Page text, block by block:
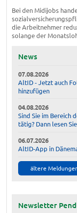
Bei den Midijobs
die Arbeitnehmer
solange der
News
07.08.2026
AltID - Jetzt auch
hinzufügen
04.08.2026
Sind Sie im Bereich
tätig? Dann lesen
06.07.2026
AltID-App in
ältere
Newsletter